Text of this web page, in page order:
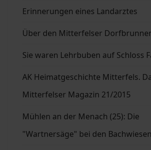
Erinnerungen eines Landarztes
Über den Mitterfelser
Sie waren Lehrbuben auf Schloss
AK Heimatgeschichte Mitterfels.
Mitterfelser Magazin 21/2015
Mühlen an der Menach (25): Die
"Wartnersäge" bei den Bachwiesen